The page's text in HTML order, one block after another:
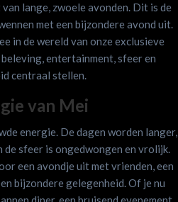
lange, zwoele avonden. Dit is de
met een bijzondere avond uit.
in de wereld van onze exclusieve
entertainment, sfeer en
centraal stellen.
van Mei
energie. De dagen worden langer,
de sfeer is ongedwongen en vrolijk.
een avondje uit met vrienden, een
bijzondere gelegenheid. Of je nu